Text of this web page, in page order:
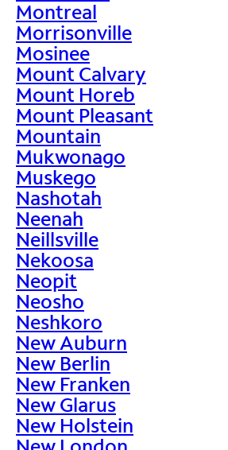
Montreal
Morrisonville
Mosinee
Mount Calvary
Mount Horeb
Mount Pleasant
Mountain
Mukwonago
Muskego
Nashotah
Neenah
Neillsville
Nekoosa
Neopit
Neosho
Neshkoro
New Auburn
New Berlin
New Franken
New Glarus
New Holstein